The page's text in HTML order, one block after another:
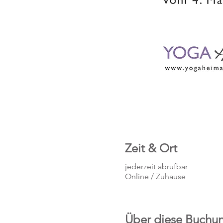
Zeit & Ort
jederzeit abrufbar
Online / Zuhause
Über diese